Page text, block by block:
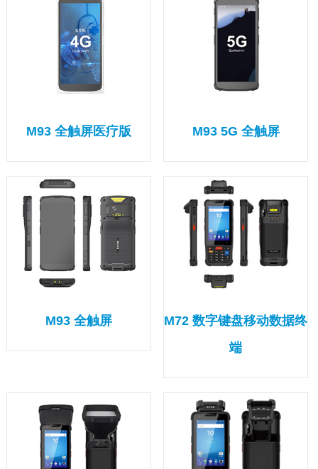
M93 全触屏医疗版 M93 5G 全触屏
M93 全触屏
M72 数字键盘移动数据终
端